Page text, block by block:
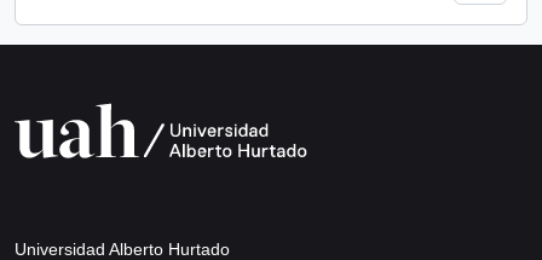
Universidad Alberto Hurtado